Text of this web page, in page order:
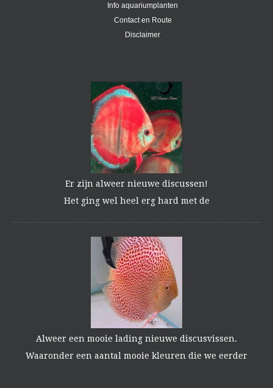
Info aquariumplanten
Contact en Route
Disclaimer
Er zijn alweer nieuwe discussen!
Het ging wel heel erg hard met de
Alweer een mooie lading nieuwe discusvissen.
Waaronder een aantal mooie kleuren die we eerder